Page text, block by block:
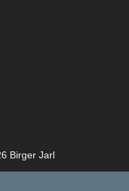
Birger Jarl